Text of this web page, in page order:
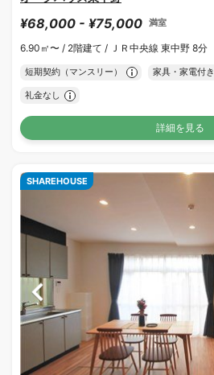
¥68,000 - ¥75,000 満室
6.90㎡〜 / 2階建て / ＪＲ中央線 東中野 8分
短期契約（マンスリー） 家具・家電付き
礼金なし
詳細を見る
SHAREHOUSE